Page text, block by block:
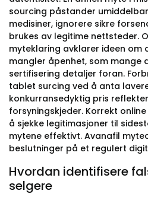
sourcing påstander
medisiner, ignorere sikre
brukes av legitime nettsteder.
myteklaring avklarer ideen
mangler åpenhet, som mange
sertifisering detaljer foran.
tablet surcing ved å anta
konkurransedyktig pris
forsyningskjeder. Korrekt
å sjekke legitimasjoner til
mytene effektivt. Avanafil
beslutninger på et regulert
Hvordan identifisere
selgere